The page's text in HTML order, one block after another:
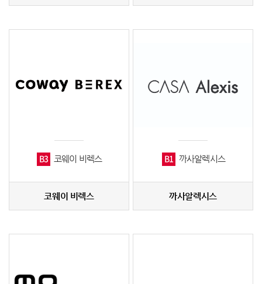
B3 코웨이 비렉스
코웨이 비렉스
B1 까사알렉시스
까사알렉시스